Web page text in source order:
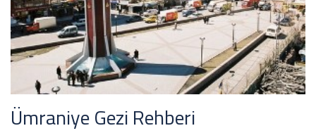
Ümraniye Gezi Rehberi